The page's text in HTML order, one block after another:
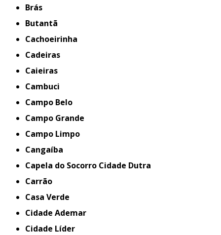
Brás
Butantã
Cachoeirinha
Cadeiras
Caieiras
Cambuci
Campo Belo
Campo Grande
Campo Limpo
Cangaíba
Capela do Socorro Cidade Dutra
Carrão
Casa Verde
Cidade Ademar
Cidade Líder